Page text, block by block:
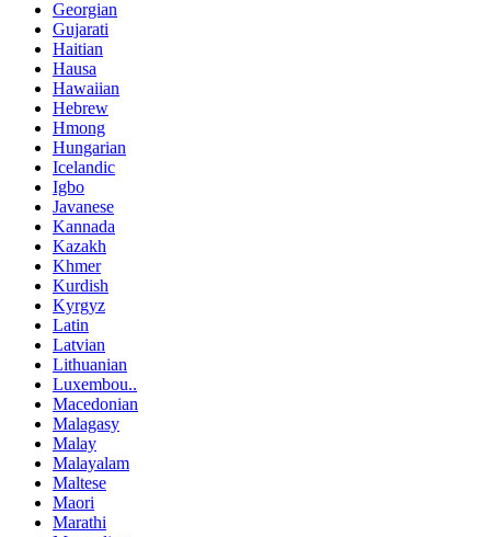
Georgian
Gujarati
Haitian
Hausa
Hawaiian
Hebrew
Hmong
Hungarian
Icelandic
Igbo
Javanese
Kannada
Kazakh
Khmer
Kurdish
Kyrgyz
Latin
Latvian
Lithuanian
Luxembou..
Macedonian
Malagasy
Malay
Malayalam
Maltese
Maori
Marathi